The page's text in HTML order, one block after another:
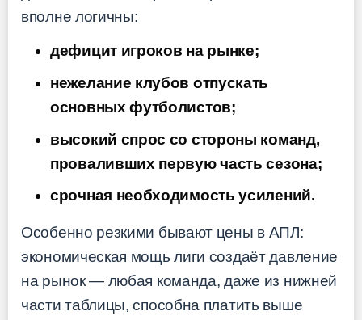
вполне логичны:
дефицит игроков на рынке;
нежелание клубов отпускать
основных футболистов;
высокий спрос со стороны команд,
проваливших первую часть сезона;
срочная необходимость усилений.
Особенно резкими бывают цены в АПЛ:
экономическая мощь лиги создаёт давление
на рынок — любая команда, даже из нижней
части таблицы, способна платить выше